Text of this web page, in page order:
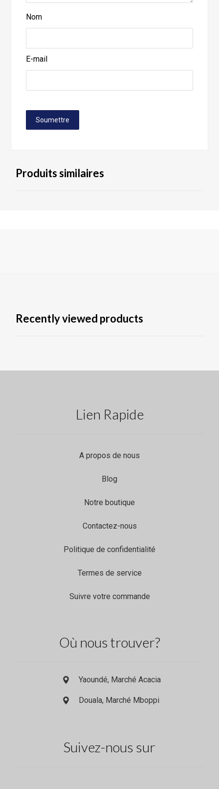
Nom
E-mail
Produits similaires
Recently viewed products
Lien Rapide
A propos de nous
Blog
Notre boutique
Contactez-nous
Politique de confidentialité
Termes de service
Suivre votre commande
Où nous trouver?
Yaoundé, Marché Acacia
Douala, Marché Mboppi
Suivez-nous sur